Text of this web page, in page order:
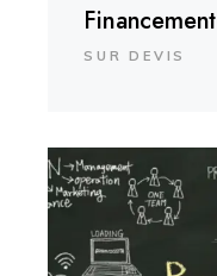
Financement
SUR DEVIS